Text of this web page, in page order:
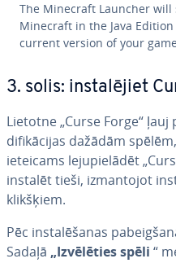
The Minecraft Launcher will
Minecraft in the Java
current version of your game.
3. solis: in­sta­lē­jiet
Lietotne „Curse Forge“
di­fi­kā­ci­jas dažādām
ieteicams le­ju­pie­lā­dēt
instalēt tieši, iz­man­to­jot
klikšķiem.
Pēc in­sta­lē­ša­nas
Sadaļā „Iz­vē­lē­ties spēli “